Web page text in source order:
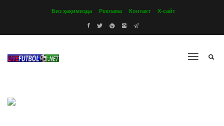
Биз ҳақимизда Реклама Контакт Х-сайт